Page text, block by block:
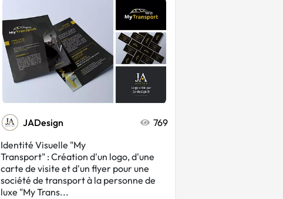
JADesign
769
Identité Visuelle "My
Transport" : Création d'un logo, d'une
carte de visite et d'un flyer pour une
société de transport à la personne de
luxe "My Trans...